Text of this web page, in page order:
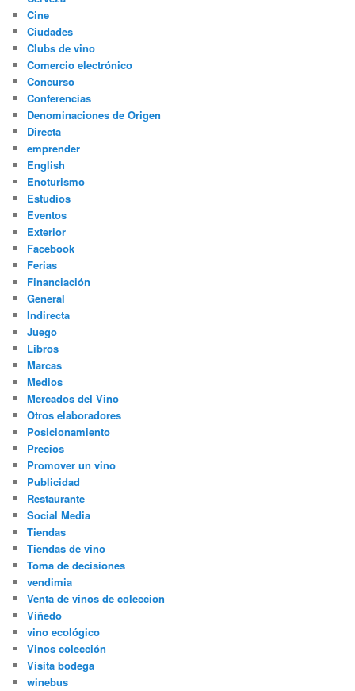
Cine
Ciudades
Clubs de vino
Comercio electrónico
Concurso
Conferencias
Denominaciones de Origen
Directa
emprender
English
Enoturismo
Estudios
Eventos
Exterior
Facebook
Ferias
Financiación
General
Indirecta
Juego
Libros
Marcas
Medios
Mercados del Vino
Otros elaboradores
Posicionamiento
Precios
Promover un vino
Publicidad
Restaurante
Social Media
Tiendas
Tiendas de vino
Toma de decisiones
vendimia
Venta de vinos de coleccion
Viñedo
vino ecológico
Vinos colección
Visita bodega
winebus